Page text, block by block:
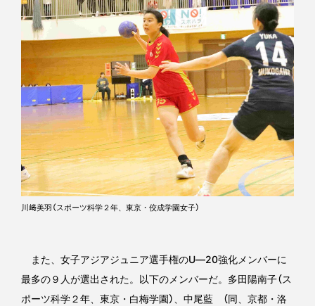
川﨑美羽（スポーツ科学２年、東京・佼成学園女子）
また、女子アジアジュニア選手権のU―20強化メンバーに
最多の９人が選出された。以下のメンバーだ。多田陽南子（ス
ポーツ科学２年、東京・白梅学園）、中尾藍 （同、京都・洛